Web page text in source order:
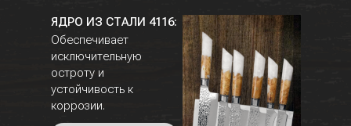
ЯДРО ИЗ СТАЛИ 4116:
Обеспечивает
исключительную
остроту и
устойчивость к
коррозии.